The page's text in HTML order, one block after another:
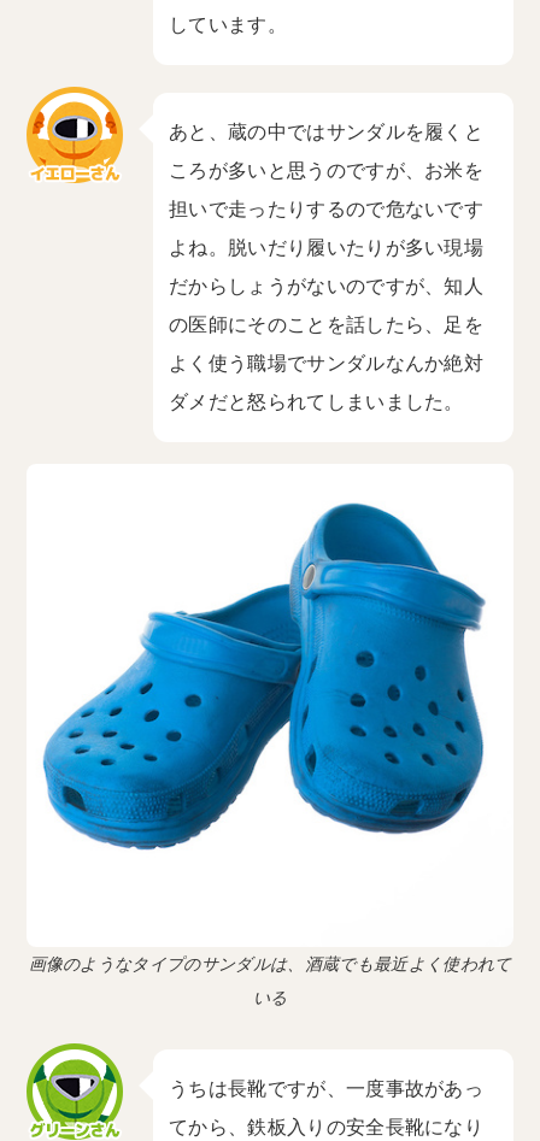
しています。
あと、蔵の中ではサンダルを履くと
ころが多いと思うのですが、お米を
担いで走ったりするので危ないです
よね。脱いだり履いたりが多い現場
だからしょうがないのですが、知人
の医師にそのことを話したら、足を
よく使う職場でサンダルなんか絶対
ダメだと怒られてしまいました。
画像のようなタイプのサンダルは、酒蔵でも最近よく使われて
いる
うちは長靴ですが、一度事故があっ
てから、鉄板入りの安全長靴になり